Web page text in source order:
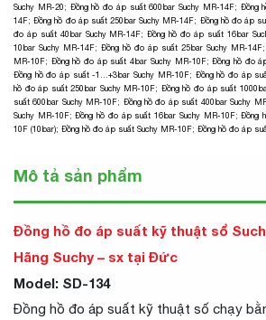
Suchy MR-20; Đồng hồ đo áp suất 600bar Suchy MR-14F; Đồng
14F;Đồng hồ đo áp suất 250bar Suchy MR-14F; Đồng hồ đo áp
đo áp suất 40bar Suchy MR-14F;Đồng hồ đo áp suất 16bar
10bar Suchy MR-14F; Đồng hồ đo áp suất 25bar Suchy MR-14F;
MR-10F; Đồng hồ đo áp suất 4bar Suchy MR-10F;Đồng hồ đo
Đồng hồ đo áp suất -1…+3bar Suchy MR-10F; Đồng hồ đo áp
hồ đo áp suất 250bar Suchy MR-10F; Đồng hồ đo áp suất
suất 600bar Suchy MR-10F; Đồng hồ đo áp suất 400bar Suchy
Suchy MR-10F;Đồng hồ đo áp suất 16bar Suchy MR-10F;Đồng
10F (10bar); Đồng hồ đo áp suất Suchy MR-10F; Đồng hồ đo áp
Mô tả sản phẩm
Đồng hồ đo áp suất kỹ thuật sổ
Hãng Suchy – sx tại Đức
Model: SD-134
Đồng hồ đo áp suất kỹ thuật số chạy